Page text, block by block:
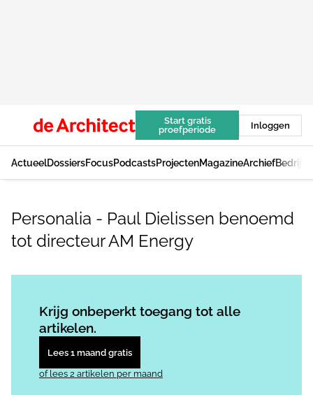
Start gratis
proefperiode
Inloggen
ActueelDossiersFocusPodcastsProjectenMagazineArchief
Personalia - Paul Dielissen benoemd
tot directeur AM Energy
Krijg onbeperkt toegang tot alle
artikelen.
Lees 1 maand gratis
of lees 2 artikelen per maand